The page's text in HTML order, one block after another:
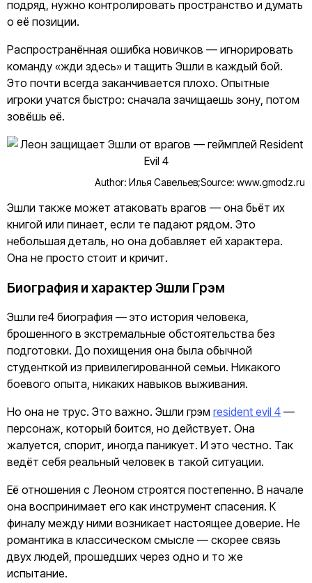
подряд, нужно контролировать пространство и думать
о её позиции.
Распространённая ошибка новичков — игнорировать
команду «жди здесь» и тащить Эшли в каждый бой.
Это почти всегда заканчивается плохо. Опытные
игроки учатся быстро: сначала зачищаешь зону, потом
зовёшь её.
Author: Илья Савельев;Source: www.gmodz.ru
Эшли также может атаковать врагов — она бьёт их
книгой или пинает, если те падают рядом. Это
небольшая деталь, но она добавляет ей характера.
Она не просто стоит и кричит.
Биография и характер Эшли Грэм
Эшли re4 биография — это история человека,
брошенного в экстремальные обстоятельства без
подготовки. До похищения она была обычной
студенткой из привилегированной семьи. Никакого
боевого опыта, никаких навыков выживания.
Но она не трус. Это важно. Эшли грэм resident evil 4 —
персонаж, который боится, но действует. Она
жалуется, спорит, иногда паникует. И это честно. Так
ведёт себя реальный человек в такой ситуации.
Её отношения с Леоном строятся постепенно. В начале
она воспринимает его как инструмент спасения. К
финалу между ними возникает настоящее доверие. Не
романтика в классическом смысле — скорее связь
двух людей, прошедших через одно и то же
испытание.